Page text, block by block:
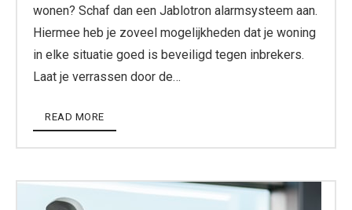
wonen? Schaf dan een Jablotron alarmsysteem aan.
Hiermee heb je zoveel mogelijkheden dat je woning
in elke situatie goed is beveiligd tegen inbrekers.
Laat je verrassen door de…
READ MORE